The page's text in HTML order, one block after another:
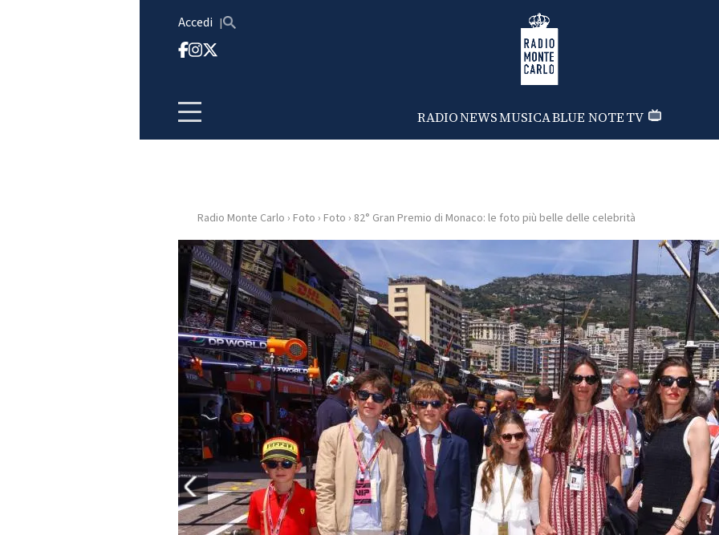
Accedi Radio Monte Carlo
RADIONEWSMUSICABLUE NOTETV
HOME
RADIO
WEB
RADIO
PLAYLIST
NEWS
FOTO
CONCORSI
Radio Monte Carlo › Foto › Foto › 82° Gran Premio di Monaco: le foto più belle delle celebrità